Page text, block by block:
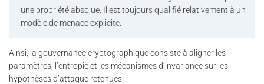
une propriété absolue. Il est toujours qualifié relativement à un
modèle de menace explicite.
Ainsi, la gouvernance cryptographique consiste à aligner les
paramètres, l’entropie et les mécanismes d’invariance sur les
hypothèses d’attaque retenues.